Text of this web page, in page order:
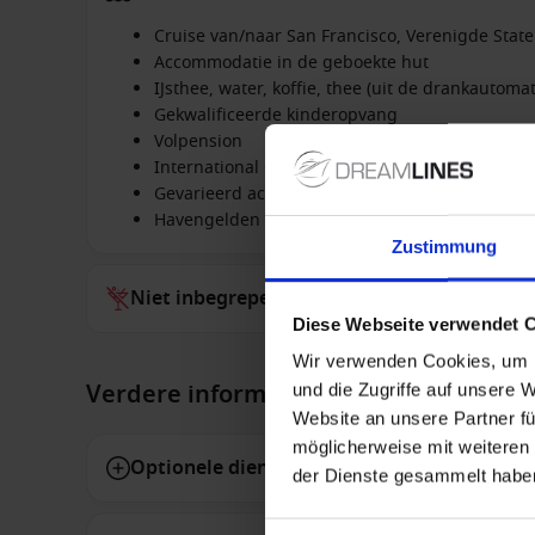
Zustimmung
Diese Webseite verwendet
Wir verwenden Cookies,
und die Zugriffe auf unsere
Website an unsere Partner
möglicherweise mit
der Dienste gesammelt
Cruise van/naar San Francisco, Verenigde
Accommodatie in de geboekte hut
IJsthee, water, koffie, thee (uit de
Gekwalificeerde kinderopvang
Volpension
International Café (24h)
Gevarieerd activiteitenprogramma
Havengelden
Niet inbegrepen bij alles
Verdere informatie
Optionele diensten